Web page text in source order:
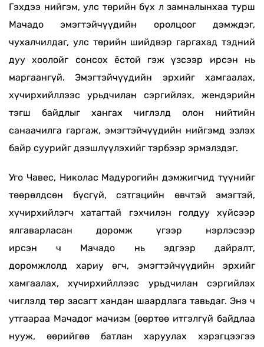
Гэхдээ нийгэм, улс төрийн бүх л замналынхаа турш
Мачадо эмэгтэйчүүдийн оролцоог дэмждэг,
чухалчилдаг, улс төрийн шийдвэр гаргахад тэдний
дуу хоолойг сонсох ёстой гэж үзсээр ирсэн нь
маргаангүй. Эмэгтэйчүүдийн эрхийг хамгаалах,
хүчирхийллээс урьдчилан сэргийлэх, жендэрийн
тэгш байдлыг хангах чиглэлд олон нийтийн
санаачилга гаргаж, эмэгтэйчүүдийн нийгэмд эзлэх
байр суурийг дээшлүүлэхийг тэрбээр эрмэлздэг.
Уго Чавес, Николас Мадурогийн дэмжигчид түүнийг
төөрөлдсөн бүсгүй, сэтгэцийн өвчтэй эмэгтэй,
хүчирхийлэгч хатагтай гэхчилэн голдуу хүйсээр
ялгаварласан доромж үгээр нэрлэсээр
ирсэн ч Мачадо нь эдгээр дайралт,
доромжлолд хариу өгч, эмэгтэйчүүдийн эрхийг
хамгаалах, хүчирхийллээс урьдчилан сэргийлэх
чиглэлд төр засагт хандан шаардлага тавьдаг. Энэ ч
утгаараа Мачадог мачизм (өөртөө итгэлгүй байдлаа
нууж, өөрийгөө батлан харуулах хэрэгцээгээ